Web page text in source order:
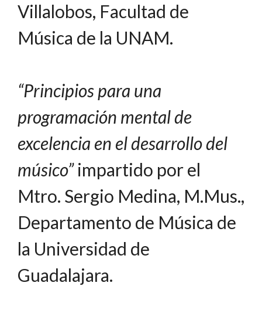
Villalobos, Facultad de
Música de la UNAM.
“Principios para una
programación mental de
excelencia en el desarrollo del
músico”impartido por el
Mtro. Sergio Medina, M.Mus.,
Departamento de Música de
la Universidad de
Guadalajara.